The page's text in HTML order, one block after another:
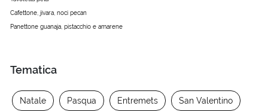
Cafettone, jivara, noci pecan
Panettone guanaja, pistacchio e amarene
Tematica
Natale Pasqua Entremets San Valentino